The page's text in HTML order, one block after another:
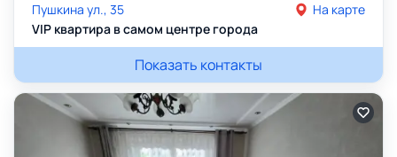
Пушкина ул., 35
На карте
VIP квартира в самом центре города
Показать контакты